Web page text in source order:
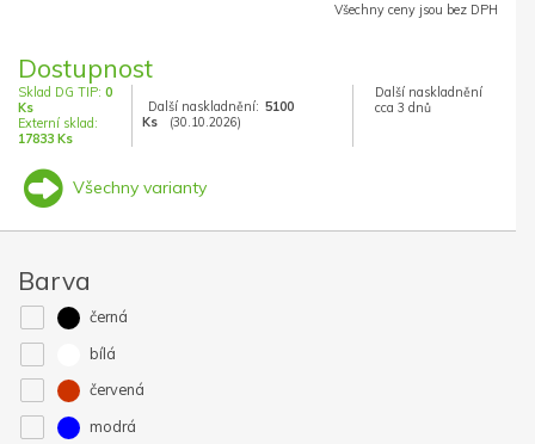
Všechny ceny jsou bez DPH
Dostupnost
Sklad DG TIP: 0
Ks
Externí sklad:
17833 Ks
Další naskladnění: 5100
Ks
(30.10.2026)
Další naskladnění
cca 3 dnů
Všechny varianty
Barva
černá
bílá
červená
modrá